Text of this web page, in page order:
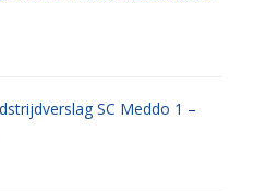
SC Meddo 1 –